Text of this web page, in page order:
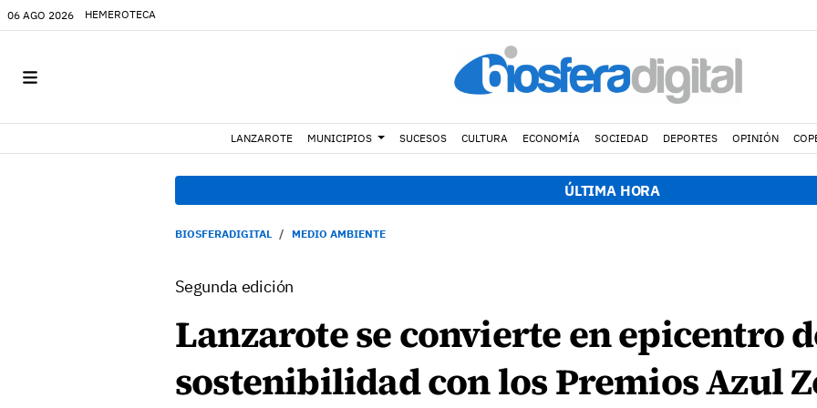
06 AGO 2026 HEMEROTECA
LANZAROTE MUNICIPIOS SUCESOS CULTURA ECONOMÍA SOCIEDAD DEPORTES OPINIÓN
ÚLTIMA HORA
BIOSFERADIGITAL MEDIO AMBIENTE
Segunda edición
Lanzarote se convierte en epicentro
sostenibilidad con los Premios Azul